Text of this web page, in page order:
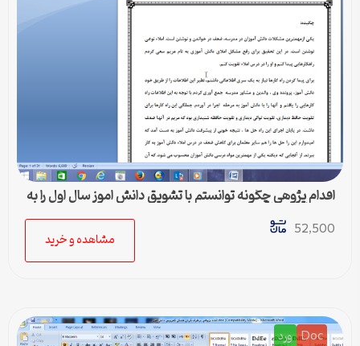
اقدام پژوهی چگونه توانستم با تشویق دانش اموز سال اول را به
درس املا علاقه مند کنم
52,500
مشاهده و خرید
Doc ورد